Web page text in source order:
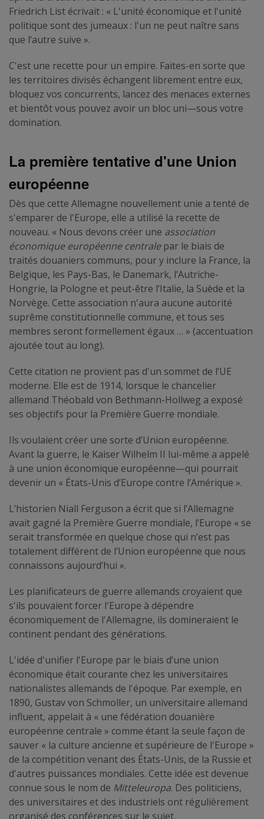
Friedrich List écrivait : « L'unité économique et l'unité
politique sont des jumeaux : l'un ne peut naître sans
que l’autre suive ».
C'est une recette pour un empire. Faites-en sorte que
les territoires divisés échangent librement entre eux,
bloquez vos concurrents, lancez des menaces externes
et bientôt vous pouvez avoir un bloc uni—sous votre
domination.
La première tentative d'une Union
européenne
Dès que cette Allemagne nouvellement unie a tenté de
s'emparer de l'Europe, elle a utilisé la recette de
nouveau. « Nous devons créer une association
économique européenne centralepar le biais de
traités douaniers communs, pour y inclure la France, la
Belgique, les Pays-Bas, le Danemark, l’Autriche-
Hongrie, la Pologne et peut-être l’Italie, la Suède et la
Norvège. Cette association n'aura aucune autorité
suprême constitutionnelle commune, et tous ses
membres seront formellement égaux … » (accentuation
ajoutée tout au long).
Cette citation ne provient pas d'un sommet de l’UE
moderne. Elle est de 1914, lorsque le chancelier
allemand Théobald von Bethmann-Hollweg a exposé
ses objectifs pour la Première Guerre mondiale.
Ils voulaient créer une sorte d’Union européenne.
Avant la guerre, le Kaiser Wilhelm II lui-même a appelé
à une union économique européenne—qui pourrait
devenir un « États-Unis d’Europe contre l’Amérique ».
L’historien Niall Ferguson a écrit que si l’Allemagne
avait gagné la Première Guerre mondiale, l’Europe « se
serait transformée en quelque chose qui n’est pas
totalement différent de l’Union européenne que nous
connaissons aujourd’hui ».
Les planificateurs de guerre allemands croyaient que
s'ils pouvaient forcer l'Europe à dépendre
économiquement de l'Allemagne, ils domineraient le
continent pendant des générations.
L'idée d'unifier l'Europe par le biais d’une union
économique était courante chez les universitaires
nationalistes allemands de l'époque. Par exemple, en
1890, Gustav von Schmoller, un universitaire allemand
influent, appelait à « une fédération douanière
européenne centrale » comme étant la seule façon de
sauver « la culture ancienne et supérieure de l'Europe »
de la compétition venant des États-Unis, de la Russie et
d'autres puissances mondiales. Cette idée est devenue
connue sous le nom de Mitteleuropa. Des politiciens,
des universitaires et des industriels ont régulièrement
organisé des conférences sur le sujet.